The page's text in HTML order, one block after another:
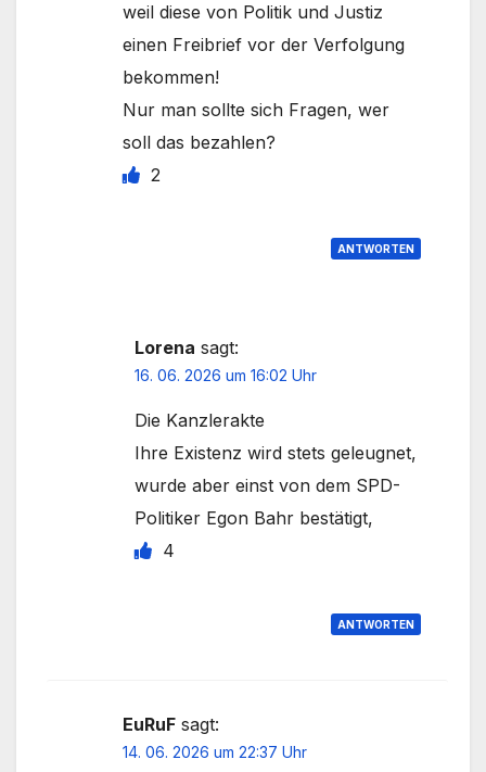
weil diese von Politik und Justiz
einen Freibrief vor der Verfolgung
bekommen!
Nur man sollte sich Fragen, wer
soll das bezahlen?
2
ANTWORTEN
Lorena sagt:
16. 06. 2026 um 16:02 Uhr
Die Kanzlerakte
Ihre Existenz wird stets geleugnet,
wurde aber einst von dem SPD-
Politiker Egon Bahr bestätigt,
4
ANTWORTEN
EuRuF sagt:
14. 06. 2026 um 22:37 Uhr